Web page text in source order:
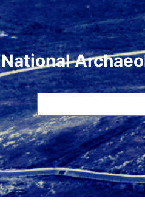
National